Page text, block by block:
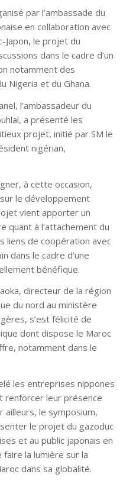
par l’ambassade du
en collaboration avec
Japon, le projet du
dans le cadre d’un
notamment des
Nigeria et du Ghana.
l’ambassadeur du
a présenté les
projet, initié par SM le
nigérian,
à cette occasion,
le développement
vient apporter un
quant à l’attachement du
liens de coopération avec
dans le cadre d’une
bénéfique.
directeur de la région
du nord au ministère
s’est félicité de
dont dispose le Maroc
notamment dans le
les entreprises nippones
renforcer leur présence
ailleurs, le symposium,
le projet du gazoduc
et au public japonais en
faire la lumière sur la
dans sa globalité.